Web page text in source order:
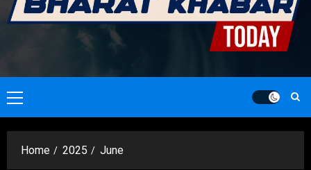
Primary
Menu
Home 2025 June